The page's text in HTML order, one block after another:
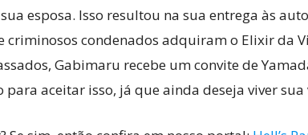
esposa. Isso resultou na sua entrega às
criminosos condenados adquiram o Elixir da
Gabimaru recebe um convite de
aceitar isso, já que ainda deseja viver sua